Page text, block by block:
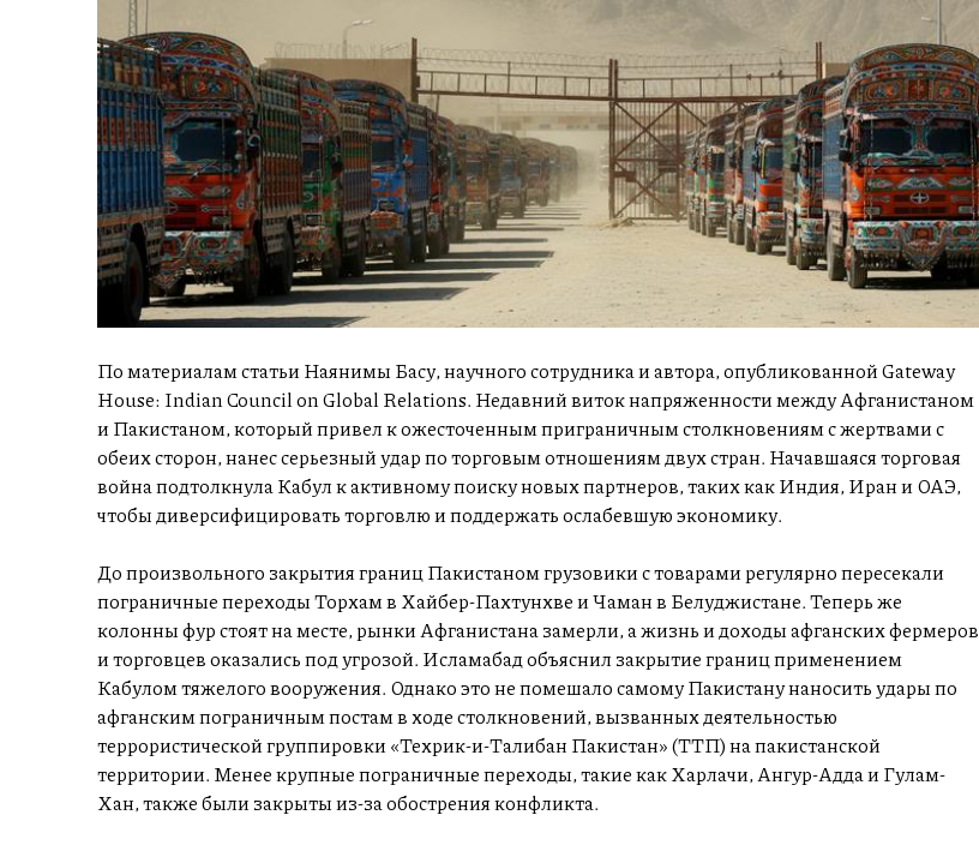
По материалам статьи Наянимы Басу, научного сотрудника и автора, опубликованной Gateway
House: Indian Council on Global Relations. Недавний виток напряженности между Афганистаном
и Пакистаном, который привел к ожесточенным приграничным столкновениям с жертвами с
обеих сторон, нанес серьезный удар по торговым отношениям двух стран. Начавшаяся торговая
война подтолкнула Кабул к активному поиску новых партнеров, таких как Индия, Иран и ОАЭ,
чтобы диверсифицировать торговлю и поддержать ослабевшую экономику.
До произвольного закрытия границ Пакистаном грузовики с товарами регулярно пересекали
пограничные переходы Торхам в Хайбер-Пахтунхве и Чаман в Белуджистане. Теперь же
колонны фур стоят на месте, рынки Афганистана замерли, а жизнь и доходы афганских фермеров
и торговцев оказались под угрозой. Исламабад объяснил закрытие границ применением
Кабулом тяжелого вооружения. Однако это не помешало самому Пакистану наносить удары по
афганским пограничным постам в ходе столкновений, вызванных деятельностью
террористической группировки «Техрик-и-Талибан Пакистан» (ТТП) на пакистанской
территории. Менее крупные пограничные переходы, такие как Харлачи, Ангур-Адда и Гулам-
Хан, также были закрыты из-за обострения конфликта.